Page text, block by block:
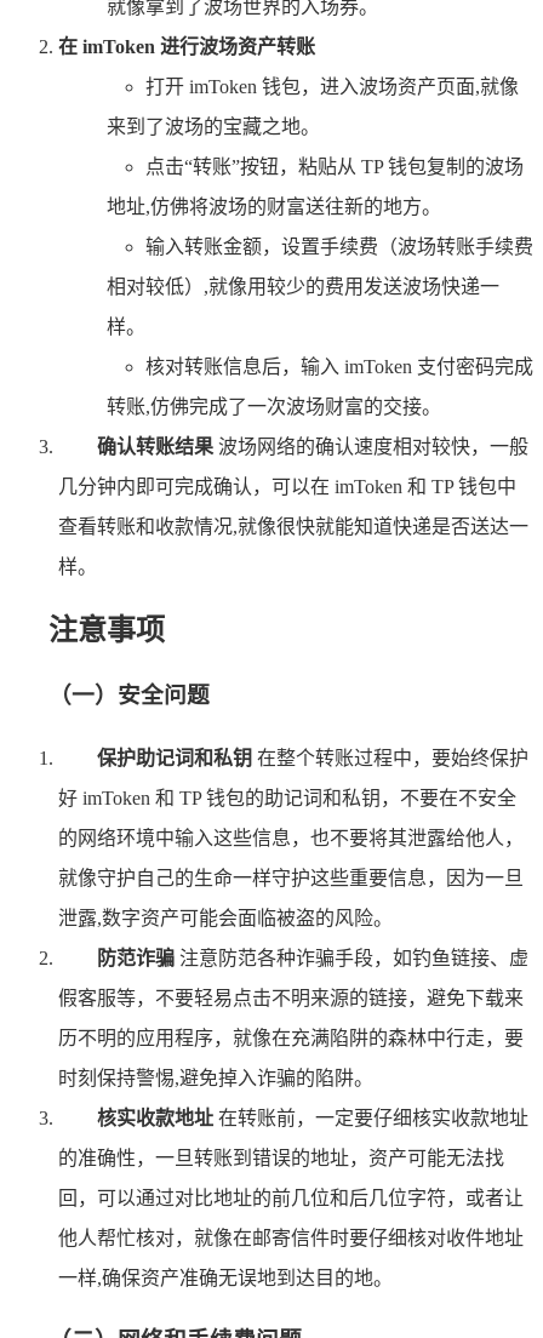
就像拿到了波场世界的入场券。
在 imToken 进行波场资产转账
打开 imToken 钱包，进入波场资产页面,就像
来到了波场的宝藏之地。
点击“转账”按钮，粘贴从 TP 钱包复制的波场
地址,仿佛将波场的财富送往新的地方。
输入转账金额，设置手续费（波场转账手续费
相对较低）,就像用较少的费用发送波场快递一
样。
核对转账信息后，输入 imToken 支付密码完成
转账,仿佛完成了一次波场财富的交接。
确认转账结果 波场网络的确认速度相对较快，一般
几分钟内即可完成确认，可以在 imToken 和 TP 钱包中
查看转账和收款情况,就像很快就能知道快递是否送达一
样。
注意事项
（一）安全问题
保护助记词和私钥 在整个转账过程中，要始终保护
好 imToken 和 TP 钱包的助记词和私钥，不要在不安全
的网络环境中输入这些信息，也不要将其泄露给他人，
就像守护自己的生命一样守护这些重要信息，因为一旦
泄露,数字资产可能会面临被盗的风险。
防范诈骗 注意防范各种诈骗手段，如钓鱼链接、虚
假客服等，不要轻易点击不明来源的链接，避免下载来
历不明的应用程序，就像在充满陷阱的森林中行走，要
时刻保持警惕,避免掉入诈骗的陷阱。
核实收款地址 在转账前，一定要仔细核实收款地址
的准确性，一旦转账到错误的地址，资产可能无法找
回，可以通过对比地址的前几位和后几位字符，或者让
他人帮忙核对，就像在邮寄信件时要仔细核对收件地址
一样,确保资产准确无误地到达目的地。